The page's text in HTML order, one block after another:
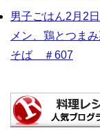
男子ごはん2月2
メン、鶏とつま
そば ＃607